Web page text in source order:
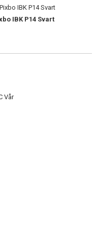
IBK P14 Svart
Vår